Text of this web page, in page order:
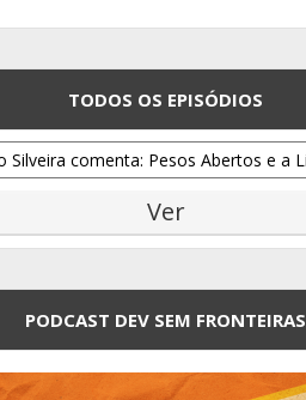
TODOS OS EPISÓDIOS
PODCAST DEV SEM FRONTEIRAS